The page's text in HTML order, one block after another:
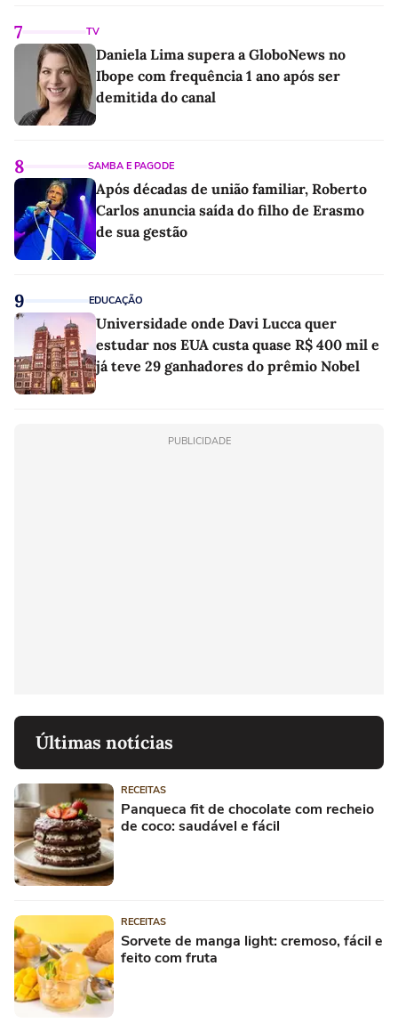
7 TV
Daniela Lima supera a GloboNews no
Ibope com frequência 1 ano após ser
demitida do canal
8 SAMBA E PAGODE
Após décadas de união familiar, Roberto
Carlos anuncia saída do filho de Erasmo
de sua gestão
9 EDUCAÇÃO
Universidade onde Davi Lucca quer
estudar nos EUA custa quase R$ 400 mil e
já teve 29 ganhadores do prêmio Nobel
PUBLICIDADE
Últimas notícias
RECEITAS
Panqueca fit de chocolate com recheio
de coco: saudável e fácil
RECEITAS
Sorvete de manga light: cremoso, fácil e
feito com fruta